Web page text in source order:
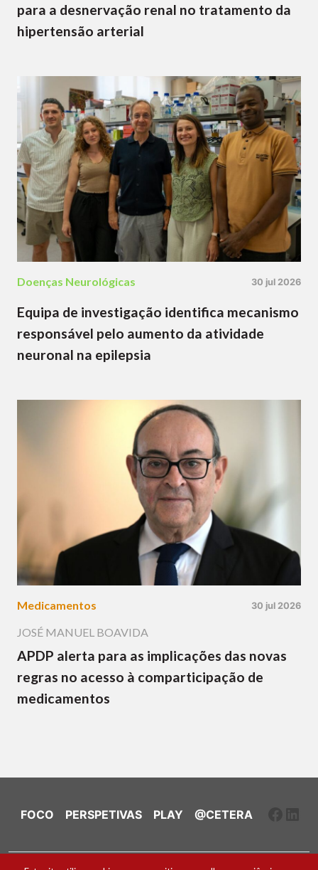
para a desnervação renal no tratamento da
hipertensão arterial
Doenças Neurológicas 30 jul 2026
Equipa de investigação identifica mecanismo
responsável pelo aumento da atividade
neuronal na epilepsia
Medicamentos 30 jul 2026
JOSÉ MANUEL BOAVIDA
APDP alerta para as implicações das novas
regras no acesso à comparticipação de
medicamentos
FOCO PERSPETIVAS PLAY @CETERA